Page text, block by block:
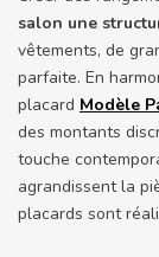
salon une
vêtements, de
parfaite. En
placard Modèle
des montants
touche
agrandissent la
placards sont